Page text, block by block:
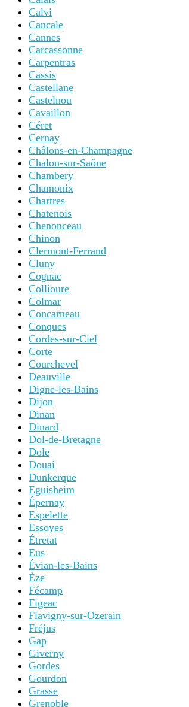
Calvi
Cancale
Cannes
Carcassonne
Carpentras
Cassis
Castellane
Castelnou
Cavaillon
Céret
Cernay
Châlons-en-Champagne
Chalon-sur-Saône
Chambery
Chamonix
Chartres
Chatenois
Chenonceau
Chinon
Clermont-Ferrand
Cluny
Cognac
Collioure
Colmar
Concarneau
Conques
Cordes-sur-Ciel
Corte
Courchevel
Deauville
Digne-les-Bains
Dijon
Dinan
Dinard
Dol-de-Bretagne
Dole
Douai
Dunkerque
Eguisheim
Épernay
Espelette
Essoyes
Étretat
Eus
Évian-les-Bains
Èze
Fécamp
Figeac
Flavigny-sur-Ozerain
Fréjus
Gap
Giverny
Gordes
Gourdon
Grasse
Grenoble